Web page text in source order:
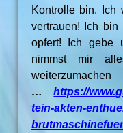
Kontrolle bin. Ich
vertrauen! Ich
opfert! Ich gebe
nimmst mir
…https://
tein-akten-